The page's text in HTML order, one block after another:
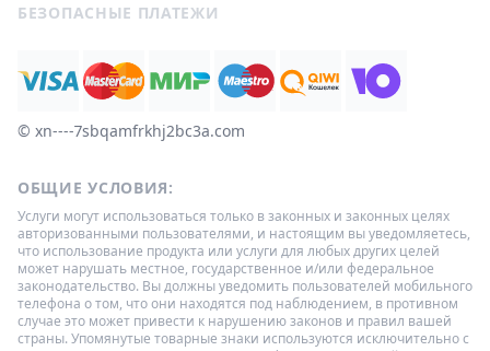
БЕЗОПАСНЫЕ ПЛАТЕЖИ
© ‌xn----7sbqamfrkhj2bc3a.com
ОБЩИЕ УСЛОВИЯ:
Услуги могут использоваться только в законных и законных целях
авторизованными пользователями, и настоящим вы уведомляетесь,
что использование продукта или услуги для любых других целей
может нарушать местное, государственное и/или федеральное
законодательство. Вы должны уведомить пользователей мобильного
телефона о том, что они находятся под наблюдением, в противном
случае это может привести к нарушению законов и правил вашей
страны. Упомянутые товарные знаки используются исключительно с